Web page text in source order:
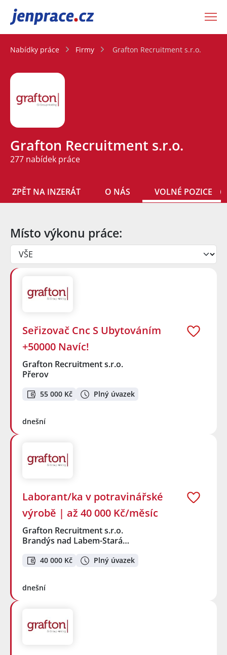
JenPráce.cz
Nabídky práce Firmy Grafton Recruitment s.r.o.
Grafton Recruitment s.r.o.
277 nabídek práce
ZPĚT NA INZERÁT O NÁS VOLNÉ POZICE
Místo výkonu práce:
Seřizovač Cnc S Ubytováním
+50000 Navíc!
Grafton Recruitment s.r.o.
Přerov
55 000 Kč Plný úvazek
dnešní
Laborant/ka v potravinářské
výrobě | až 40 000 Kč/měsíc
Grafton Recruitment s.r.o.
Brandýs nad Labem-Stará…
40 000 Kč Plný úvazek
dnešní